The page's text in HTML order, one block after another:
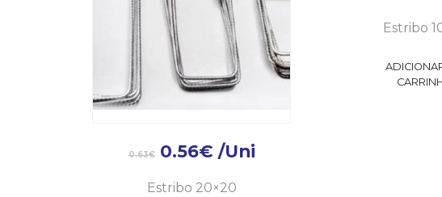
0.63€ 0.56€ /Uni
Estribo 20×20
Estribo